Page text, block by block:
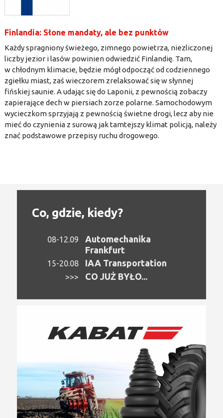
Finlandia: Słone mandaty, ale bez punktów
Każdy spragniony świeżego, zimnego powietrza, niezliczonej
liczby jezior i lasów powinien odwiedzić Finlandię. Tam,
w chłodnym klimacie, będzie mógł odpocząć od codziennego
zgiełku miast, zaś wieczorem zrelaksować się w słynnej
fińskiej saunie. A udając się do Laponii, z pewnością zobaczy
zapierające dech w piersiach zorze polarne. Samochodowym
wycieczkom sprzyjają z pewnością świetne drogi, lecz aby nie
mieć do czynienia z surową jak tamtejszy klimat policją, należy
znać podstawowe przepisy ruchu drogowego.
Co, gdzie, kiedy?
08-12.09
Automechanika
Frankfurt
15-20.08 IAA Transportation
>>> CO JUŻ BYŁO...